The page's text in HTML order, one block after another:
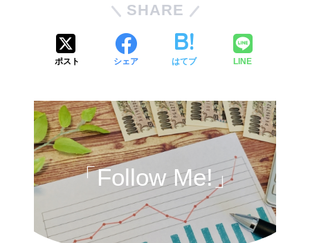
SHARE
ポスト シェア はてブ LINE
「Follow Me!」